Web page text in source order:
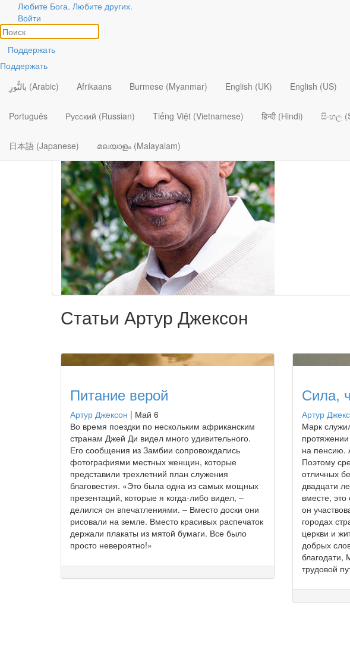
Любите Бога. Любите других.
Войти
Поддержать
Поддержать
بالنُّورِ (Arabic)
Afrikaans Burmese (Myanmar) English (UK) English (US)
Português Русский (Russian) Tiếng Việt (Vietnamese) हिन्दी (Hindi) සිංහල
日本語 (Japanese) മലയാളം (Malayalam)
Авторы
Почти
Статьи Артур Джексон
Питание верой
Артур Джексон | Май 6
Во время поездки по нескольким африканским
странам Джей Ди видел много удивительного.
Его сообщения из Замбии сопровождались
фотографиями местных женщин, которые
представили трехлетний план служения
благовестия. «Это была одна из самых мощных
презентаций, которые я когда-либо видел, –
делился он впечатлениями. – Вместо доски они
рисовали на земле. Вместо красивых распечаток
держали плакаты из мятой бумаги. Все было
просто невероятно!»
Сила,
Артур
Марк
на
Поэтому
отличных
двадцати
вместе,
он
городах
церкви и
добрых
благодати,
трудовой